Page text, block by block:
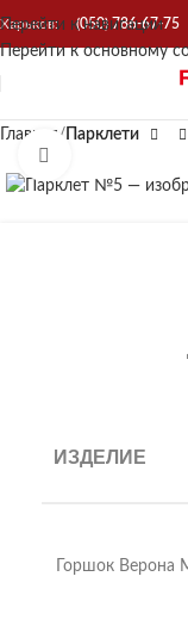
Перейти к навигации
Перейти к основному
Харьков: (050) 786-67-75
Главная Парклети
ИЗДЕЛИЕ
Горшок Верона